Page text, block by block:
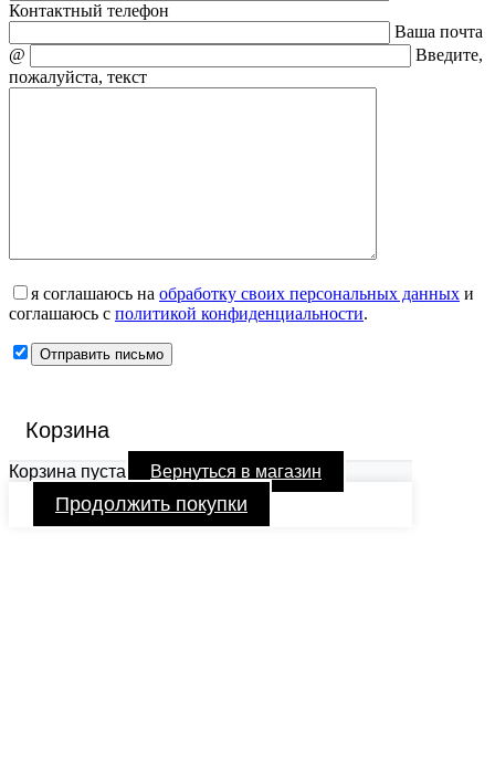
Контактный телефон
Ваша почта
@
Введите,
пожалуйста, текст
я соглашаюсь на обработку своих персональных данных и
соглашаюсь с политикой конфиденциальности.
Корзина
Корзина пуста Вернуться в магазин
Продолжить покупки